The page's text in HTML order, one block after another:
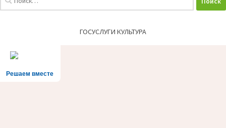
ГОСУСЛУГИ КУЛЬТУРА
Решаем вместе